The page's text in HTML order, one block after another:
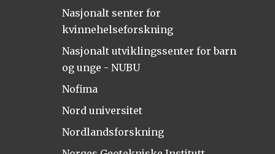
Nasjonalt senter for
kvinnehelseforskning
Nasjonalt utviklingssenter for barn
og unge - NUBU
Nofima
Nord universitet
Nordlandsforskning